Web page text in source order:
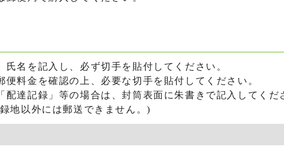
名を記入し、必ず切手を貼付してください。
料金を確認の上、必要な切手を貼付してください。
達記録」等の場合は、封筒表面に朱書きで記入してくだ
地以外には郵送できません。)